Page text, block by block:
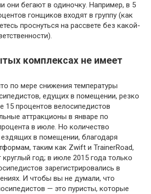
они бегают в одиночку. Например, в 5
гонщиков входят в группу (как
проснуться на рассвете без какой-
комплексах не имеет
по мере снижения температуры
едущих в помещении, резко
15 процентов велосипедистов
аттракционы в январе по
в июле. Но количество
в помещении, благодаря
таким как Zwift и TrainerRoad,
круглый год; в июле 2015 года только
зарегистрировались в
И чтобы вы не думали, что
— это пуристы, которые